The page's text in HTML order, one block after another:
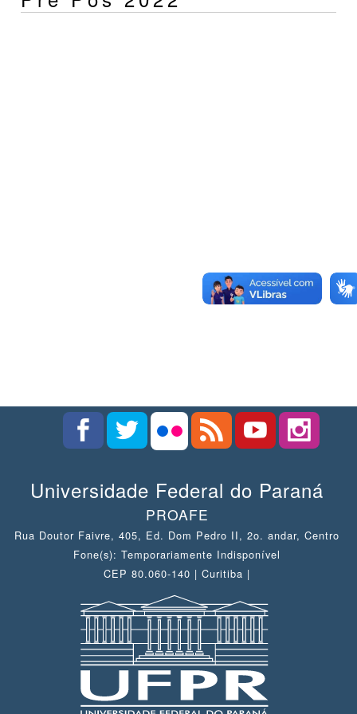
Universidade Federal do Paraná
PROAFE
Rua Doutor Faivre, 405, Ed. Dom Pedro II, 2o. andar, Centro
Fone(s): Temporariamente Indisponível
CEP 80.060-140 | Curitiba |